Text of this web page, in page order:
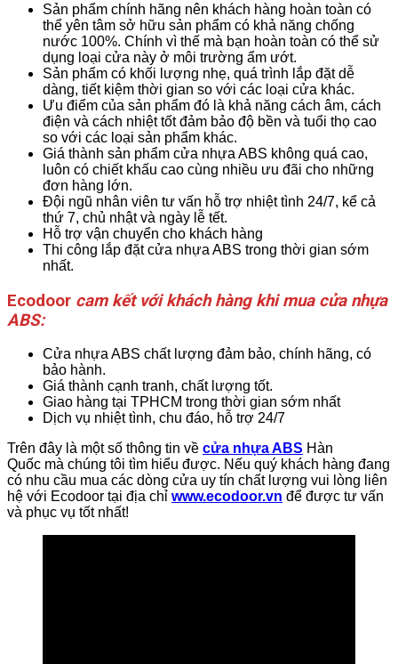
Sản phẩm chính hãng nên khách hàng hoàn toàn có
thể yên tâm sở hữu sản phẩm có khả năng chống
nước 100%. Chính vì thế mà bạn hoàn toàn có thể sử
dụng loại cửa này ở môi trường ẩm ướt.
Sản phẩm có khối lượng nhẹ, quá trình lắp đặt dễ
dàng, tiết kiệm thời gian so với các loại cửa khác.
Ưu điểm của sản phẩm đó là khả năng cách âm, cách
điện và cách nhiệt tốt đảm bảo độ bền và tuổi thọ cao
so với các loại sản phẩm khác.
Giá thành sản phẩm cửa nhựa ABS không quá cao,
luôn có chiết khấu cao cùng nhiều ưu đãi cho những
đơn hàng lớn.
Đội ngũ nhân viên tư vấn hỗ trợ nhiệt tình 24/7, kể cả
thứ 7, chủ nhật và ngày lễ tết.
Hỗ trợ vận chuyển cho khách hàng
Thi công lắp đặt cửa nhựa ABS trong thời gian sớm
nhất.
Ecodoor cam kết với khách hàng khi mua cửa nhựa
ABS:
Cửa nhựa ABS chất lượng đảm bảo, chính hãng, có
bảo hành.
Giá thành cạnh tranh, chất lượng tốt.
Giao hàng tại TPHCM trong thời gian sớm nhất
Dịch vụ nhiệt tình, chu đáo, hỗ trợ 24/7
Trên đây là một số thông tin về cửa nhựa ABS Hàn
Quốc mà chúng tôi tìm hiểu được. Nếu quý khách hàng đang
có nhu cầu mua các dòng cửa uy tín chất lượng vui lòng liên
hệ với Ecodoor tại địa chỉ www.ecodoor.vn để được tư vấn
và phục vụ tốt nhất!